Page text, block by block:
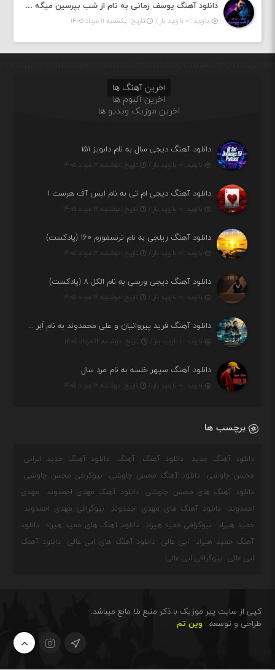
دانلود آهنگ یوسف زمانی به نام از شب بپرسین میگه چه روزگاری دارم
بازدید : ۰ بازدید بار / تاریخ : یکشنبه ۱۱ مرداد ۱۴۰۵
اخرین آهنگ ها
اخرین آلبوم ها
اخرین موزیک ویدیو ها
دانلود آهنگ دیجی سال به نام دابویز ۱۵۱
بازدید : ۰ بازدید بار / تاریخ : دوشنبه ۱۲ مرداد ۱۴۰۵
دانلود آهنگ دیجی ام تی به نام ایس آف هرست ۱
بازدید : ۰ بازدید بار / تاریخ : دوشنبه ۱۲ مرداد ۱۴۰۵
دانلود آهنگ ریلجی به نام ترنسفورم ۱۶۰ (پادکست)
بازدید : ۰ بازدید بار / تاریخ : دوشنبه ۱۲ مرداد ۱۴۰۵
دانلود آهنگ دیجی ورسی به نام الکل ۸ (پادکست)
بازدید : ۰ بازدید بار / تاریخ : دوشنبه ۱۲ مرداد ۱۴۰۵
دانلود آهنگ فرید پیروانیان و علی محمدوند به نام اَبَر قدرت
بازدید : ۱ بازدید بار / تاریخ : دوشنبه ۱۲ مرداد ۱۴۰۵
دانلود آهنگ سپهر خلسه به نام مرد سال
بازدید : ۰ بازدید بار / تاریخ : دوشنبه ۱۲ مرداد ۱۴۰۵
برچسب ها
دانلود آهنگ جدید دانلود آهنگ آهنگ
دانلود آهنگ جدید ایرانی
محسن چاوشی
دانلود آهنگ محسن چاوشی
بیوگرافی محسن چاوشی
دانلود آهنگ های محسن چاوشی
دانلود آهنگ مهدی احمدوند
مهدی
احمدوند
دانلود آهنگ های مهدی احمدوند
بیوگرافی مهدی احمدوند
حمید هیراد
بیوگرافی حمید هیراد دانلود آهنگ های حمید هیراد
دانلود
آهنگ حمید هیراد
ابی عالی دانلود آهنگ های ابی عالی
دانلود آهنگ
ابی عالی
بیوگرافی ابی عالی
کپی از سایت پیر موزیک با ذکر منبع بلا مانع میباشد.
طراحی و توسعه :وین تم